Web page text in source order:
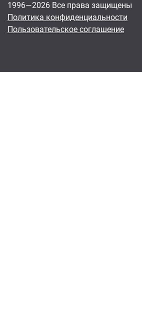
1996—2026 Все права защищены
Политика конфиденциальности
Пользовательское соглашение